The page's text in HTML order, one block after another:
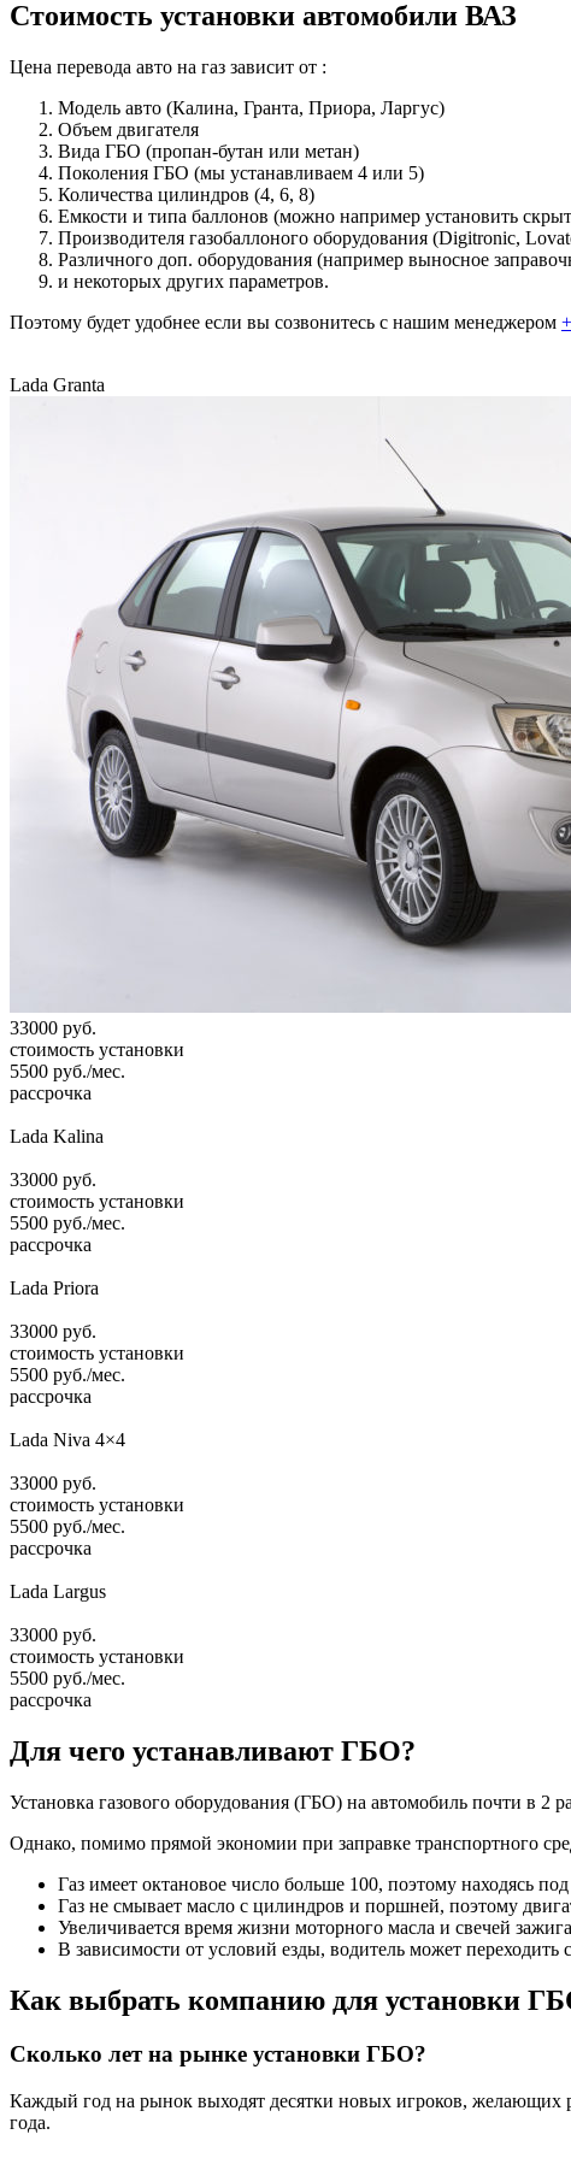
Стоимость установки автомобили ВАЗ
Цена перевода авто на газ зависит от :
Модель авто (Калина, Гранта, Приора, Ларгус)
Объем двигателя
Вида ГБО (пропан-бутан или метан)
Поколения ГБО (мы устанавливаем 4 или 5)
Количества цилиндров (4, 6, 8)
Емкости и типа баллонов (можно например установить
Производителя газобаллоного оборудования (Digitronic,
Различного доп. оборудования (например выносное
и некоторых других параметров.
Поэтому будет удобнее если вы созвонитесь с нашим менеджером
Lada Granta
33000 руб.
стоимость установки
5500 руб./мес.
рассрочка
Lada Kalina
33000 руб.
стоимость установки
5500 руб./мес.
рассрочка
Lada Priora
33000 руб.
стоимость установки
5500 руб./мес.
рассрочка
Lada Niva 4×4
33000 руб.
стоимость установки
5500 руб./мес.
рассрочка
Lada Largus
33000 руб.
стоимость установки
5500 руб./мес.
рассрочка
Для чего устанавливают ГБО?
Установка газового оборудования (ГБО) на автомобиль почти в 2
Однако, помимо прямой экономии при заправке транспортного
Газ имеет октановое число больше 100, поэтому находясь
Газ не смывает масло с цилиндров и поршней, поэтому
Увеличивается время жизни моторного масла и свечей
В зависимости от условий езды, водитель может
Как выбрать компанию для установки
Сколько лет на рынке установки ГБО?
Каждый год на рынок выходят десятки новых игроков, желающих
года.